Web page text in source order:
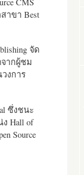
าขา Best
จัด
ากผู้ชม
งการ
ซึ่งชนะ
Hall of
Source